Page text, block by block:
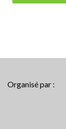
Organisé par :